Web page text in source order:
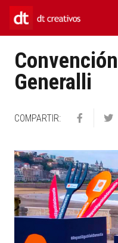
Generalli
COMPARTIR: